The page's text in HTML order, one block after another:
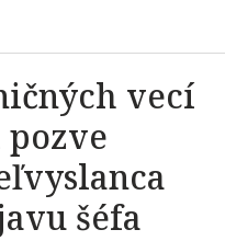
vecí
šéfa